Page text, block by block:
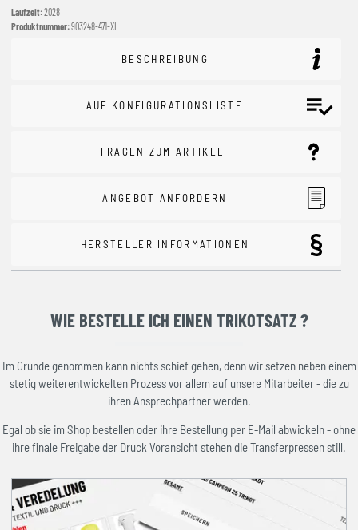
Laufzeit:2028
Produktnummer:903248-471-XL
BESCHREIBUNG
AUF KONFIGURATIONSLISTE
FRAGEN ZUM ARTIKEL
ANGEBOT ANFORDERN
HERSTELLER INFORMATIONEN
WIE BESTELLE ICH EINEN TRIKOTSATZ ?
Im Grunde genommen kann nichts schief gehen, denn wir setzen neben einem
stetig weiterentwickelten Prozess vor allem auf unsere Mitarbeiter - die zu
ihren Ansprechpartner werden.
Egal ob sie im Shop bestellen oder ihre Bestellung per E-Mail abwickeln - ohne
ihre finale Freigabe der Druck Voransicht stehen die Transferpressen still.